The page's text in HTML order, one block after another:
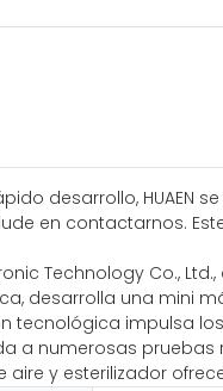
desarrollo, HUAEN
en contactarnos.
Technology Co.,
desarrolla una mini
tecnológica impulsa
a numerosas pruebas
aire y esterilizador